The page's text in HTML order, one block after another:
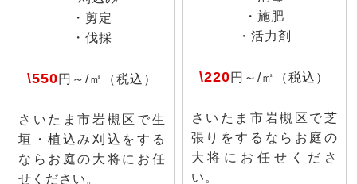
・剪定
・伐採
\550円～/㎡（税込）
さいたま市岩槻区で生
垣・植込み刈込をする
ならお庭の大将にお任
せください。
・施肥
・活力剤
\220円～/㎡（税込）
さいたま市岩槻区で芝
張りをするならお庭の
大将にお任せくださ
い。